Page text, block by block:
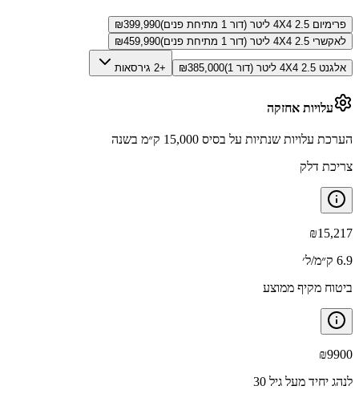
פרימיום 4X4 2.5 ליטר (דור 1 מתיחת פנים) ₪399,990
לאקשרי 4X4 2.5 ליטר (דור 1 מתיחת פנים)
₪459,990
אלגנט 4X4 2.5 ליטר (דור 1) ₪385,000 +2 גירסאות
עלויות אחזקה
הערכת עלויות שנתיות על בסיס 15,000 ק״מ בשנה
צריכת דלק
₪15,217
6.9 ק״מ/ל׳
ביטוח מקיף ממוצע
₪9900
לנהג יחיד מעל גיל 30